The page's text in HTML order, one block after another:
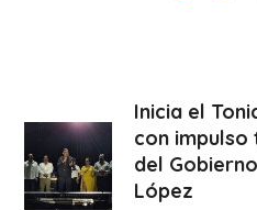
Inicia el
con impulso
del
López